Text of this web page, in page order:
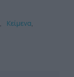
Κείμενα